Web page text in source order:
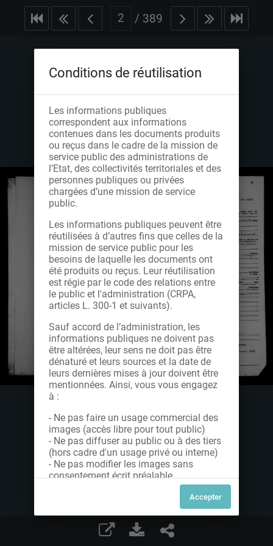
/ 389
Conditions de réutilisation
Les informations publiques
correspondent aux informations
contenues dans les documents produits
ou reçus dans le cadre de la mission de
service public des administrations de
l’Etat, des collectivités territoriales et des
personnes publiques ou privées
chargées d’une mission de service
public.
Les informations publiques peuvent être
réutilisées à d’autres fins que celles de la
mission de service public pour les
besoins de laquelle les documents ont
été produits ou reçus. Leur réutilisation
est régie par le code des relations entre
le public et l'administration (CRPA,
articles L. 300-1 et suivants).
Sauf accord de l’administration, les
informations publiques ne doivent pas
être altérées, leur sens ne doit pas être
dénaturé et leurs sources et la date de
leurs dernières mises à jour doivent être
mentionnées. Ainsi, vous vous engagez
à :
- Ne pas faire un usage commercial des
images (accès libre pour tout public)
- Ne pas diffuser au public ou à des tiers
(hors cadre d'un usage privé ou interne)
- Ne pas modifier les images sans
consentement écrit préalable
Dans le cas contraire, nous vous invitons
à nous contacter afin de solliciter le type
de Licence souhaitée parmi celles
proposées et le cas échéant, acquitter